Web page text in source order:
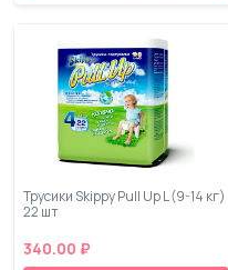
Трусики Skippy Pull Up L (9-14 кг)
22 шт
340.00 ₽